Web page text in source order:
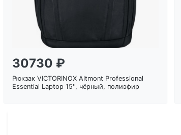
30730 ₽
Рюкзак VICTORINOX Altmont Professional
Essential Laptop 15'', чёрный, полиэфир